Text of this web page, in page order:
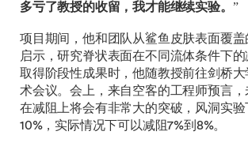
多亏了教授的收留，我才能继续实验。 ”
项目期间，他和团队从鲨鱼皮肤表面覆
启示，研究脊状表面在不同流体条件下的
取得阶段性成果时，他随教授前往剑桥
术会议。会上，来自空客的工程师预言
在减阻上将会有非常大的突破，风洞实验
10%，实际情况下可以减阻7%到8%。